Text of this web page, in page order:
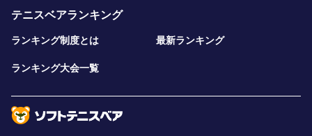
テニスベアランキング
ランキング制度とは 最新ランキング
ランキング大会一覧